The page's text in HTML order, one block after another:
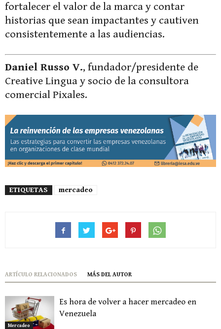
fortalecer el valor de la marca y contar
historias que sean impactantes y cautiven
consistentemente a las audiencias.
Daniel Russo V., fundador/presidente de
Creative Lingua y socio de la consultora
comercial Pixales.
ETIQUETAS mercadeo
ARTÍCULO RELACIONADOS MÁS DEL AUTOR
Mercadeo
Es hora de volver a hacer mercadeo en
Venezuela